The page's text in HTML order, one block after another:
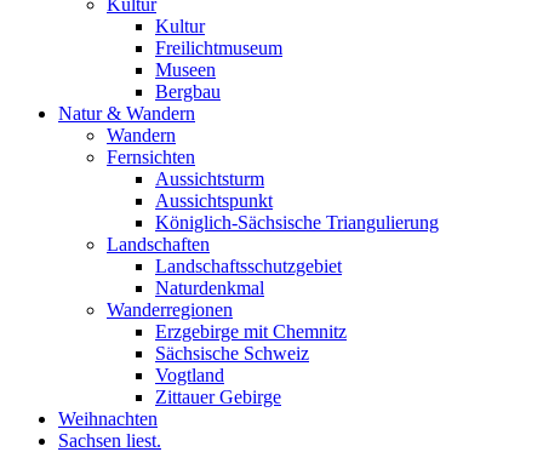
Kultur
Kultur
Freilichtmuseum
Museen
Bergbau
Natur & Wandern
Wandern
Fernsichten
Aussichtsturm
Aussichtspunkt
Königlich-Sächsische Triangulierung
Landschaften
Landschaftsschutzgebiet
Naturdenkmal
Wanderregionen
Erzgebirge mit Chemnitz
Sächsische Schweiz
Vogtland
Zittauer Gebirge
Weihnachten
Sachsen liest.